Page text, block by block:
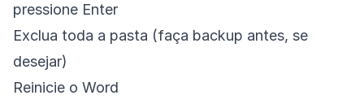
pressione Enter
Exclua toda a pasta (faça backup antes, se
desejar)
Reinicie o Word